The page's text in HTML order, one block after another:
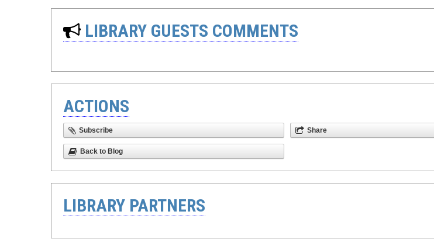
LIBRARY GUESTS COMMENTS
ACTIONS
Subscribe Share
Back to Blog
LIBRARY PARTNERS